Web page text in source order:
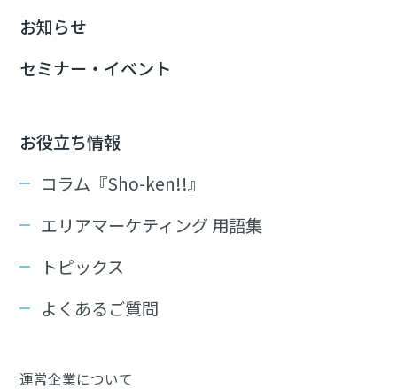
お知らせ
セミナー・イベント
お役立ち情報
コラム『Sho-ken!!』
エリアマーケティング 用語集
トピックス
よくあるご質問
運営企業について